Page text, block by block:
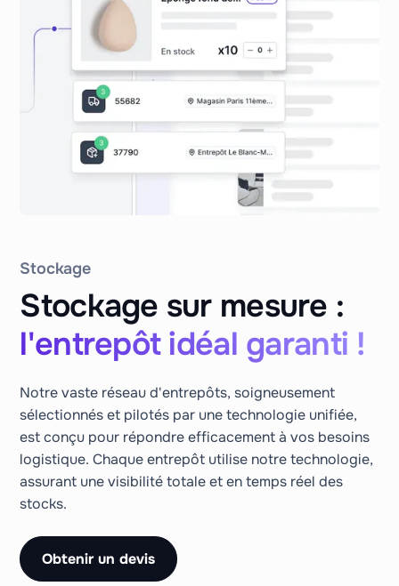
Stockage
Stockage sur mesure :
l'entrepôt idéal garanti !
Notre vaste réseau d'entrepôts, soigneusement
sélectionnés et pilotés par une technologie unifiée,
est conçu pour répondre efficacement à vos besoins
logistique. Chaque entrepôt utilise notre technologie,
assurant une visibilité totale et en temps réel des
stocks.
Obtenir un devis